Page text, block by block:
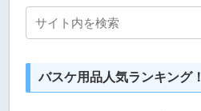
バスケ用品人気ランキング！